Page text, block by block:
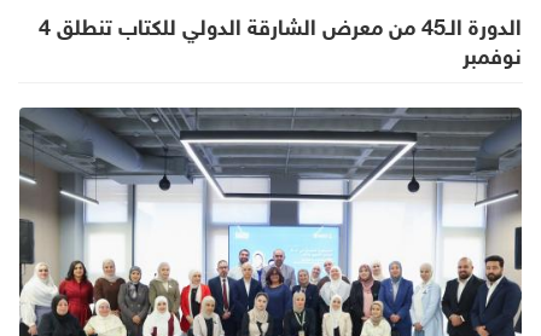
الدورة الـ45 من معرض الشارقة الدولي للكتاب تنطلق 4
نوفمبر